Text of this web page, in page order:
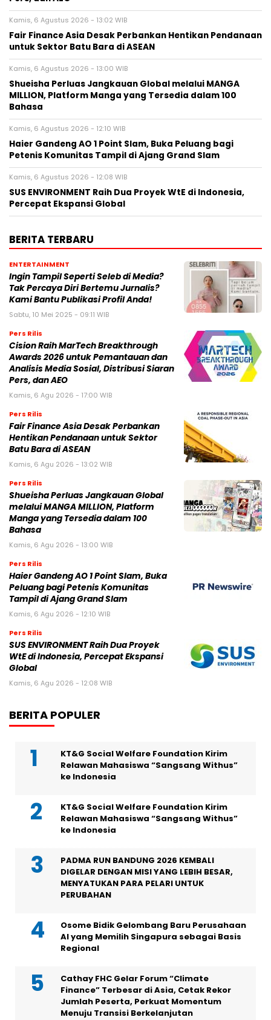
Kamis, 6 Agustus 2026 - 13:02 WIB
Fair Finance Asia Desak Perbankan Hentikan Pendanaan
untuk Sektor Batu Bara di ASEAN
Kamis, 6 Agustus 2026 - 13:00 WIB
Shueisha Perluas Jangkauan Global melalui MANGA
MILLION, Platform Manga yang Tersedia dalam 100
Bahasa
Kamis, 6 Agustus 2026 - 12:10 WIB
Haier Gandeng AO 1 Point Slam, Buka Peluang bagi
Petenis Komunitas Tampil di Ajang Grand Slam
Kamis, 6 Agustus 2026 - 12:08 WIB
SUS ENVIRONMENT Raih Dua Proyek WtE di Indonesia,
Percepat Ekspansi Global
BERITA TERBARU
ENTERTAINMENT
Ingin Tampil Seperti Seleb di Media?
Tak Percaya Diri Bertemu Jurnalis?
Kami Bantu Publikasi Profil Anda!
Sabtu, 10 Mei 2025 - 09:11 WIB
Pers Rilis
Cision Raih MarTech Breakthrough
Awards 2026 untuk Pemantauan dan
Analisis Media Sosial, Distribusi Siaran
Pers, dan AEO
Kamis, 6 Agu 2026 - 17:00 WIB
Pers Rilis
Fair Finance Asia Desak Perbankan
Hentikan Pendanaan untuk Sektor
Batu Bara di ASEAN
Kamis, 6 Agu 2026 - 13:02 WIB
Pers Rilis
Shueisha Perluas Jangkauan Global
melalui MANGA MILLION, Platform
Manga yang Tersedia dalam 100
Bahasa
Kamis, 6 Agu 2026 - 13:00 WIB
Pers Rilis
Haier Gandeng AO 1 Point Slam, Buka
Peluang bagi Petenis Komunitas
Tampil di Ajang Grand Slam
Kamis, 6 Agu 2026 - 12:10 WIB
Pers Rilis
SUS ENVIRONMENT Raih Dua Proyek
WtE di Indonesia, Percepat Ekspansi
Global
Kamis, 6 Agu 2026 - 12:08 WIB
BERITA POPULER
KT&G Social Welfare Foundation Kirim
Relawan Mahasiswa “Sangsang Withus”
ke Indonesia
KT&G Social Welfare Foundation Kirim
Relawan Mahasiswa “Sangsang Withus”
ke Indonesia
PADMA RUN BANDUNG 2026 KEMBALI
DIGELAR DENGAN MISI YANG LEBIH BESAR,
MENYATUKAN PARA PELARI UNTUK
PERUBAHAN
Osome Bidik Gelombang Baru Perusahaan
AI yang Memilih Singapura sebagai Basis
Regional
Cathay FHC Gelar Forum “Climate
Finance” Terbesar di Asia, Cetak Rekor
Jumlah Peserta, Perkuat Momentum
Menuju Transisi Berkelanjutan